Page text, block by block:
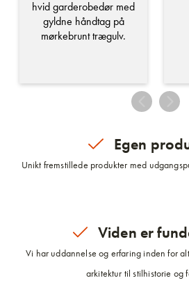
Egen
Unikt fremstillede produkter med
Viden er
Vi har uddannelse og erfaring inden for
arkitektur til stilhistorie og